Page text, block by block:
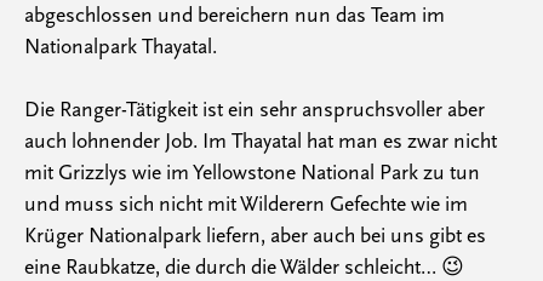
abgeschlossen und bereichern nun das Team im
Nationalpark Thayatal.
Die Ranger-Tätigkeit ist ein sehr anspruchsvoller aber
auch lohnender Job. Im Thayatal hat man es zwar nicht
mit Grizzlys wie im Yellowstone National Park zu tun
und muss sich nicht mit Wilderern Gefechte wie im
Krüger Nationalpark liefern, aber auch bei uns gibt es
eine Raubkatze, die durch die Wälder schleicht… 😉